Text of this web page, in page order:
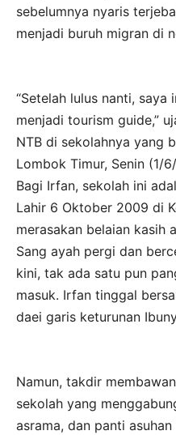
sebelumnya nyaris
menjadi buruh migran di
“Setelah lulus nanti,
menjadi tourism guide,”
NTB di sekolahnya yang
Lombok Timur, Senin (1/
Bagi Irfan, sekolah ini
Lahir 6 Oktober 2009 di
merasakan belaian kasih
Sang ayah pergi dan
kini, tak ada satu pun
masuk. Irfan tinggal
daei garis keturunan
Namun, takdir
sekolah yang
asrama, dan panti